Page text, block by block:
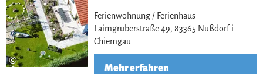
©
Ferienwohnung / Ferienhaus
Laimgruberstraße 49, 83365 Nußdorf i.
Chiemgau
Mehr erfahren